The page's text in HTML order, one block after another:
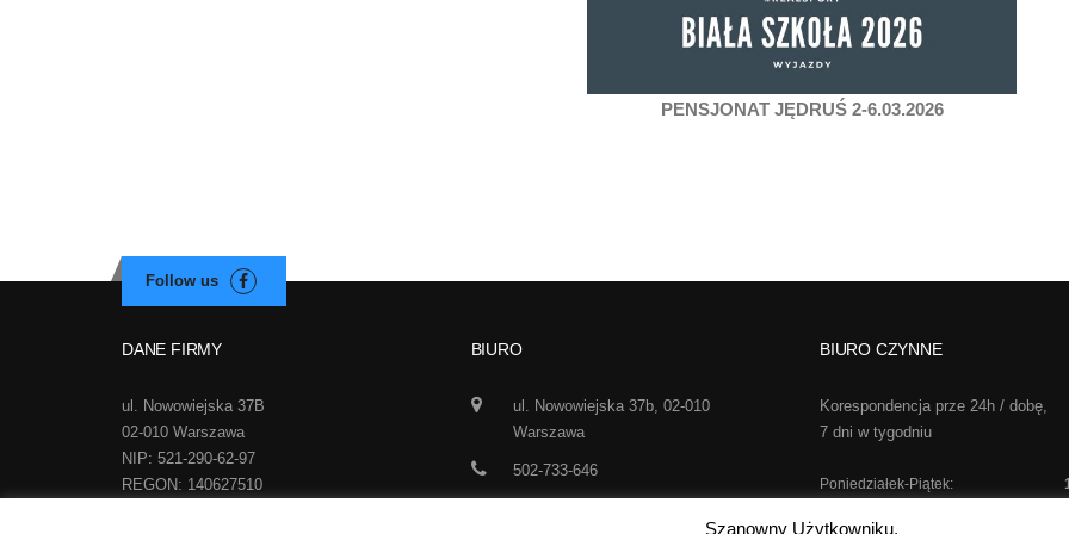
PENSJONAT JĘDRUŚ 2-6.03.2026
DANE FIRMY
ul. Nowowiejska 37B
02-010 Warszawa
NIP: 521-290-62-97
REGON: 140627510
BIURO
ul. Nowowiejska 37b, 02-010
Warszawa
502-733-646
BIURO CZYNNE
Korespondencja prze 24h / dobę,
7 dni w tygodniu
Poniedziałek-Piątek:
Szanowny Użytkowniku,